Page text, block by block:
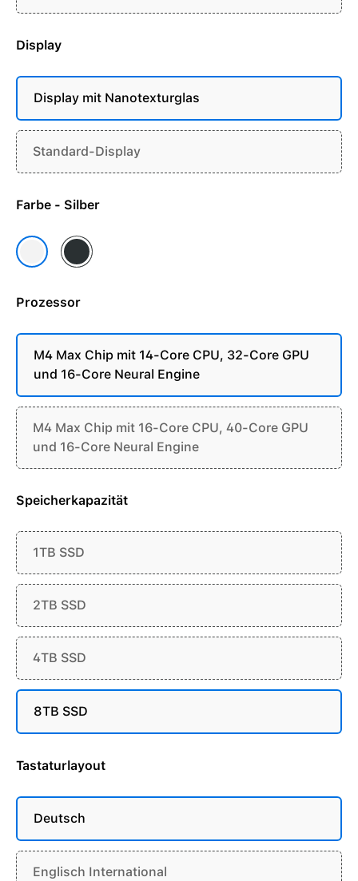
Display
Display mit Nanotexturglas
Standard-Display
Farbe - Silber
Silber Space Schwarz
Prozessor
M4 Max Chip mit 14-Core CPU, 32-Core GPU
und 16-Core Neural Engine
M4 Max Chip mit 16-Core CPU, 40-Core GPU
und 16-Core Neural Engine
Speicherkapazität
1TB SSD
2TB SSD
4TB SSD
8TB SSD
Tastaturlayout
Deutsch
Englisch International